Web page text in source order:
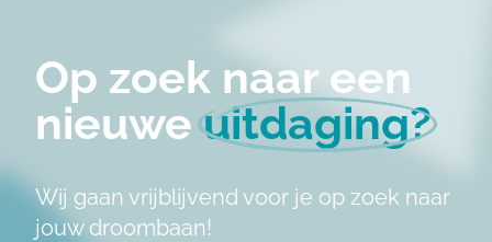
Op zoek naar een
nieuweuitdaging?
Wij gaan vrijblijvend voor je op zoek naar
jouw droombaan!